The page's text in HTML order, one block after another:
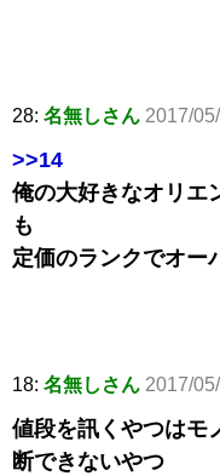
28: 名無しさん 2017/
>>14
俺の大好きなオリエ
も
定価のランクでオー
18: 名無しさん 2017/
値段を訊くやつはモ
断できないやつ